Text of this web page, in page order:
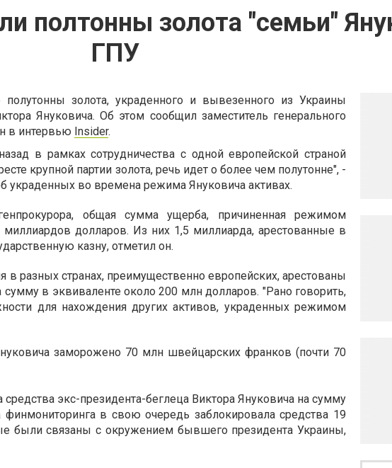
полтонны золота "семьи"
ГПУ
золота, украденного и вывезенного из Украины
Януковича. Об этом сообщил заместитель генерального
в интервью Іnsider.
в рамках сотрудничества с одной европейской страной
крупной партии золота, речь идет о более чем полутонне", -
украденных во времена режима Януковича активах.
общая сумма ущерба, причиненная режимом
миллиардов долларов. Из них 1,5 миллиарда, арестованные в
казну, отметил он.
в разных странах, преимущественно европейских, арестованы
в эквиваленте около 200 млн долларов. "Рано говорить,
для нахождения других активов, украденных режимом
заморожено 70 млн швейцарских франков (почти 70
экс-президента-беглеца Виктора Януковича на сумму
в свою очередь заблокировала средства 19
были связаны с окружением бывшего президента Украины,